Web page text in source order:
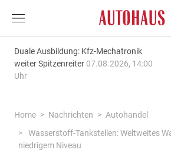
Duale Ausbildung: Kfz-Mechatronik
weiter Spitzenreiter 07.08.2026, 14:00
Uhr
Home Nachrichten
Autohandel
Wasserstoff-Tankstellen: Weltweites
niedrigem Niveau